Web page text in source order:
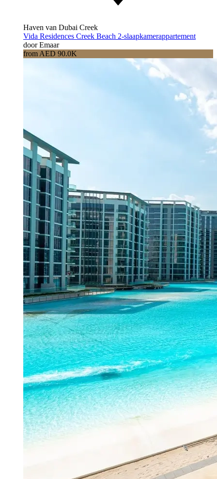
Haven van Dubai Creek
Vida Residences Creek Beach 2-slaapkamerappartement
door Emaar
from AED 90.0K